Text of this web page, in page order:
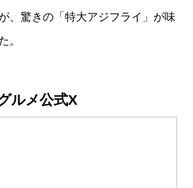
、驚きの「特大アジフライ」が味
。
ルメ公式X